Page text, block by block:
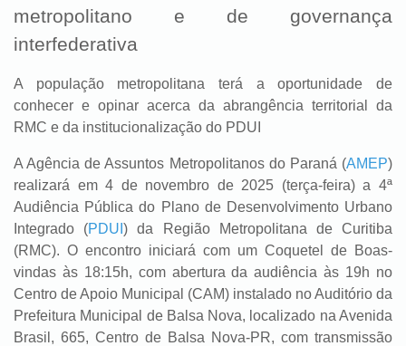
metropolitano e de governança
interfederativa
A população metropolitana terá a oportunidade de
conhecer e opinar acerca da abrangência territorial da
RMC e da institucionalização do PDUI
A Agência de Assuntos Metropolitanos do Paraná (AMEP)
realizará em 4 de novembro de 2025 (terça-feira) a 4ª
Audiência Pública do Plano de Desenvolvimento Urbano
Integrado (PDUI) da Região Metropolitana de Curitiba
(RMC). O encontro iniciará com um Coquetel de Boas-
vindas às 18:15h, com abertura da audiência às 19h no
Centro de Apoio Municipal (CAM) instalado no Auditório da
Prefeitura Municipal de Balsa Nova, localizado na Avenida
Brasil, 665, Centro de Balsa Nova-PR, com transmissão